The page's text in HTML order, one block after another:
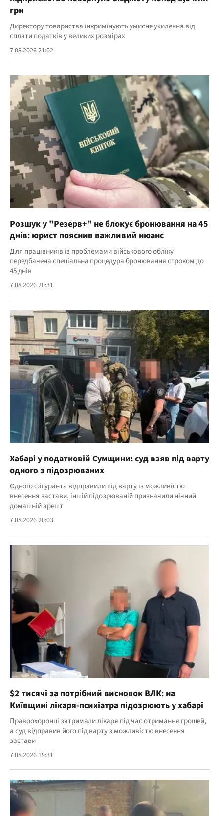
грн
Директору товариства інкримінують умисне ухилення від
сплати податків у великих розмірах
7.08.2026 21:02
Розшук у "Резерв+" не блокує бронювання на 45
днів: юрист пояснив важливий нюанс
Для працівників із проблемами військового обліку
передбачена спеціальна процедура бронювання строком до
45 днів
7.08.2026 20:31
Хабарі у податковій Сумщини: суд взяв під варту
одного з підозрюваних
Одного фігуранта відправили під варту із можливістю
внесення застави, іншій підозрюваній призначили нічний
домашній арешт
7.08.2026 20:03
$2 тисячі за потрібний висновок ВЛК: на
Київщині лікаря-психіатра підозрюють у хабарі
Правоохоронці затримали лікаря під час отримання грошей,
а суд відправив його під варту з можливістю внесення
застави
7.08.2026 19:31